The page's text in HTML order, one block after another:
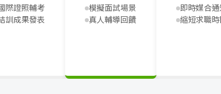
際證照輔考
訓成果發表
模擬面試場景
真人輔導回饋
即時媒合
縮短求職